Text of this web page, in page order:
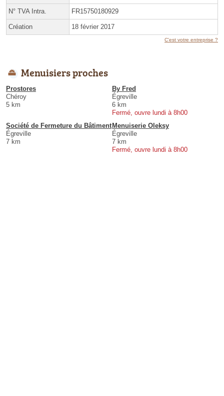
N° TVA Intra. FR15750180929
Création 18 février 2017
C'est votre entreprise ?
Menuisiers proches
Prostores
Chéroy
5 km
By Fred
Égreville
6 km
Fermé, ouvre lundi à 8h00
Société de Fermeture du Bâtiment
Égreville
7 km
Menuiserie Oleksy
Égreville
7 km
Fermé, ouvre lundi à 8h00